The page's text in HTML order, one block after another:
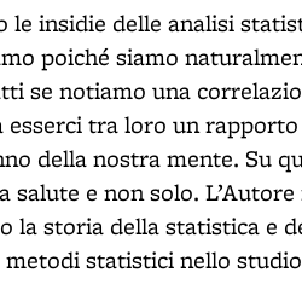
le insidie delle analisi
poiché siamo
se notiamo una
tra loro un
della nostra mente. Su
e non solo.
la storia della statistica e
statistici nello